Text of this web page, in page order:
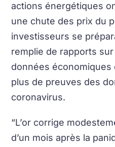
actions énergétiques
une chute des prix du
investisseurs se
remplie de rapports
données
plus de preuves des
coronavirus.
“L’or corrige
d’un mois après la